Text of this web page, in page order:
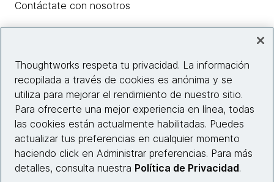
Contáctate con nosotros
Información del sitio web
Conecta con nosotros
Thoughtworks respeta tu privacidad. La información
recopilada a través de cookies es anónima y se
utiliza para mejorar el rendimiento de nuestro sitio.
Para ofrecerte una mejor experiencia en línea, todas
las cookies están actualmente habilitadas. Puedes
actualizar tus preferencias en cualquier momento
haciendo click en Administrar preferencias. Para más
detalles, consulta nuestra Política de Privacidad.